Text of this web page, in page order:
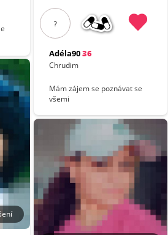
?
Adéla9036
Chrudim
Mám zájem se poznávat se
všemi